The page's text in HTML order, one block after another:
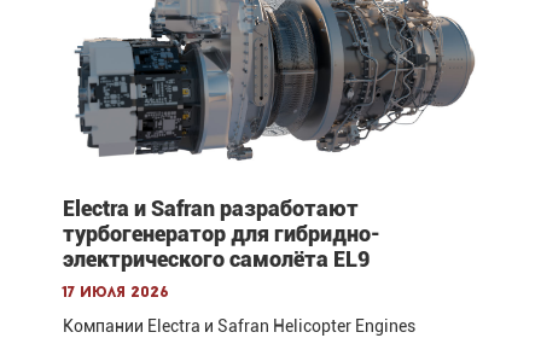
Electra и Safran разработают
турбогенератор для гибридно-
электрического самолёта EL9
17 июля 2026
Компании Electra и Safran Helicopter Engines